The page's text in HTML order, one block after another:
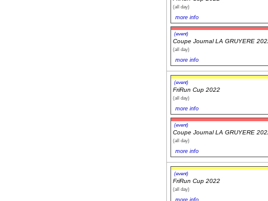
(all day)
more info
(event)
Coupe Journal LA GRUYERE
(all day)
more info
(event)
FriRun Cup 2022
(all day)
more info
(event)
Coupe Journal LA GRUYERE
(all day)
more info
(event)
FriRun Cup 2022
(all day)
more info